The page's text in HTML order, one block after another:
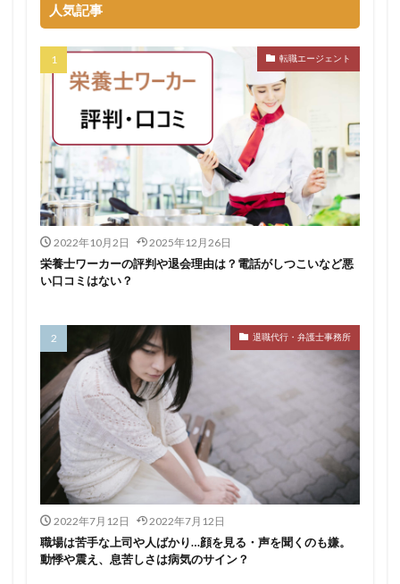
人気記事
転職エージェント
2022年10月2日 2025年12月26日
栄養士ワーカーの評判や退会理由は？電話がしつこいなど悪
い口コミはない？
退職代行・弁護士事務所
2022年7月12日 2022年7月12日
職場は苦手な上司や人ばかり…顔を見る・声を聞くのも嫌。
動悸や震え、息苦しさは病気のサイン？